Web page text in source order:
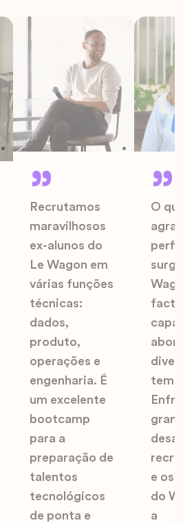
Recrutamos
maravilhosos
ex-alunos do
Le Wagon em
várias funções
técnicas:
dados,
produto,
operações e
engenharia. É
um excelente
bootcamp
para a
preparação de
talentos
tecnológicos
de ponta e
O
facto
e os
do
a